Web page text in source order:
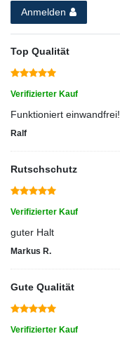
Anmelden
Top Qualität
Verifizierter Kauf
Funktioniert einwandfrei!
Ralf
Rutschschutz
Verifizierter Kauf
guter Halt
Markus R.
Gute Qualität
Verifizierter Kauf